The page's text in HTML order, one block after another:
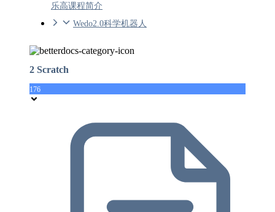
乐高课程简介
Wedo2.0科学机器人
2 Scratch
176